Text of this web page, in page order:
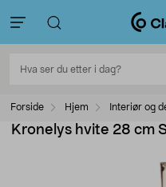
Forside Hjem Interiør og
Kronelys hvite 28 cm